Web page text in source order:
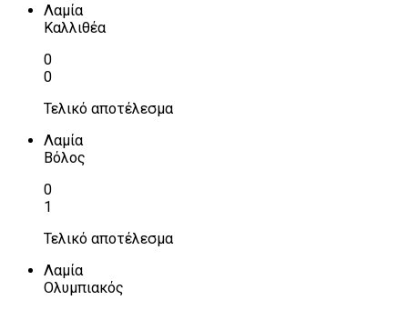
Λαμία
Καλλιθέα
0
0
Τελικό αποτέλεσμα
Λαμία
Βόλος
0
1
Τελικό αποτέλεσμα
Λαμία
Ολυμπιακός